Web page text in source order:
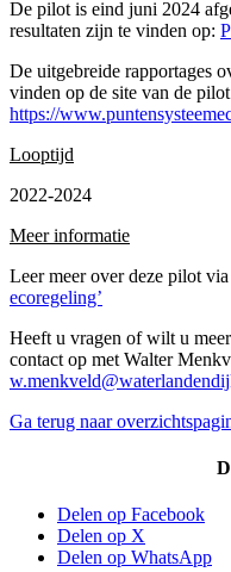
De pilot is eind juni 2024
resultaten zijn te vinden op:
De uitgebreide rapportages
vinden op de site van de
https://
Looptijd
2022-2024
Meer informatie
Leer meer over deze pilot
ecoregeling’
Heeft u vragen of wilt u
contact op met Walter
Ga terug naar
Delen op Facebook
Delen op X
Delen op WhatsApp